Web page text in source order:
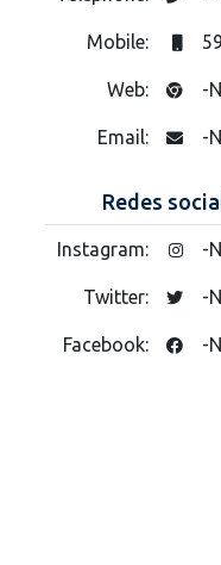
Mobile:
Web: -
Email: -
Redes
Instagram: -
Twitter: -
Facebook: -